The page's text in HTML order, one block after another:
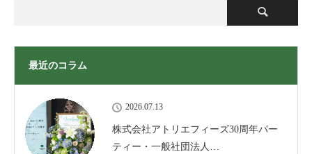
最近のコラム
2026.07.13
株式会社アトリエフィーズ30周年パー
ティー・一般社団法人…